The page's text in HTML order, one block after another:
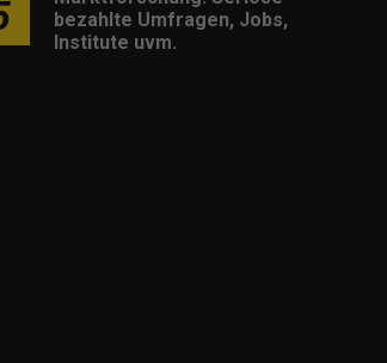
bezahlte Umfragen, Jobs,
Institute uvm.